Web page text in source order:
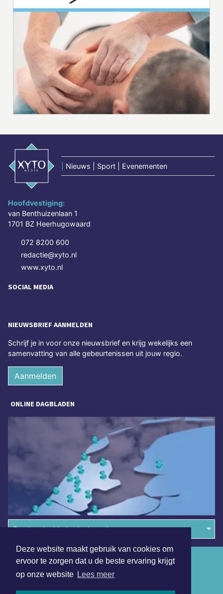
Deze website maakt gebruik van cookies om
ervoor te zorgen dat u de beste ervaring krijgt
op onze website Lees meer
Nieuws | Sport | Evenementen
Hoofdvestiging:
van Benthuizenlaan 1
1701 BZ Heerhugowaard
072 8200 600
redactie@xyto.nl
www.xyto.nl
SOCIAL MEDIA
NIEUWSBRIEF AANMELDEN
Schrijf je in voor onze nieuwsbrief en krijg wekelijks een
samenvatting van alle gebeurtenissen uit jouw regio.
Aanmelden
ONLINE DAGBLADEN
Overige dagbladen in de regio
Algemene voorwaarden
Disclaimer